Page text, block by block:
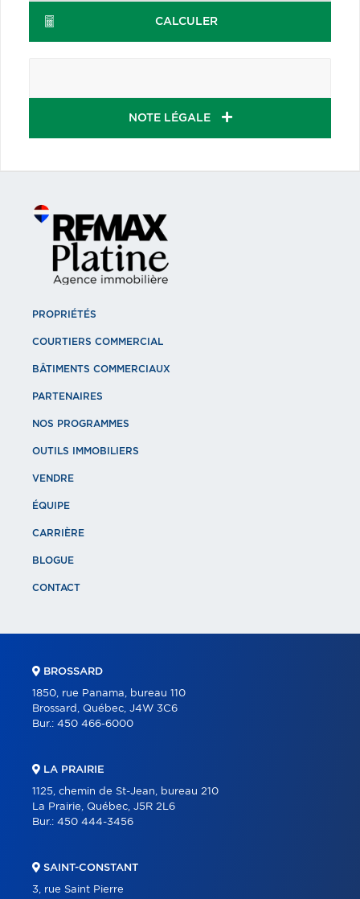
CALCULER
NOTE LÉGALE
PROPRIÉTÉS
COURTIERS COMMERCIAL
BÂTIMENTS COMMERCIAUX
PARTENAIRES
NOS PROGRAMMES
OUTILS IMMOBILIERS
VENDRE
ÉQUIPE
CARRIÈRE
BLOGUE
CONTACT
BROSSARD
1850, rue Panama, bureau 110
Brossard, Québec, J4W 3C6
Bur.: 450 466-6000
LA PRAIRIE
1125, chemin de St-Jean, bureau 210
La Prairie, Québec, J5R 2L6
Bur.: 450 444-3456
SAINT-CONSTANT
3, rue Saint Pierre